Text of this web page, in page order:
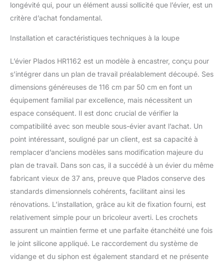
longévité qui, pour un élément aussi sollicité que l’évier, est un
critère d’achat fondamental.
Installation et caractéristiques techniques à la loupe
L’évier Plados HR1162 est un modèle à encastrer, conçu pour
s’intégrer dans un plan de travail préalablement découpé. Ses
dimensions généreuses de 116 cm par 50 cm en font un
équipement familial par excellence, mais nécessitent un
espace conséquent. Il est donc crucial de vérifier la
compatibilité avec son meuble sous-évier avant l’achat. Un
point intéressant, souligné par un client, est sa capacité à
remplacer d’anciens modèles sans modification majeure du
plan de travail. Dans son cas, il a succédé à un évier du même
fabricant vieux de 37 ans, preuve que Plados conserve des
standards dimensionnels cohérents, facilitant ainsi les
rénovations. L’installation, grâce au kit de fixation fourni, est
relativement simple pour un bricoleur averti. Les crochets
assurent un maintien ferme et une parfaite étanchéité une fois
le joint silicone appliqué. Le raccordement du système de
vidange et du siphon est également standard et ne présente